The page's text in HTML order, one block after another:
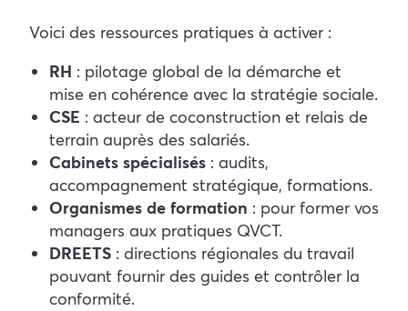
Voici des ressources pratiques à activer :
RH : pilotage global de la démarche et
mise en cohérence avec la stratégie sociale.
CSE : acteur de coconstruction et relais de
terrain auprès des salariés.
Cabinets spécialisés : audits,
accompagnement stratégique, formations.
Organismes de formation : pour former vos
managers aux pratiques QVCT.
DREETS : directions régionales du travail
pouvant fournir des guides et contrôler la
conformité.